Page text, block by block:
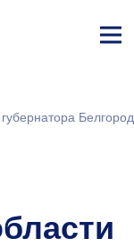
ине